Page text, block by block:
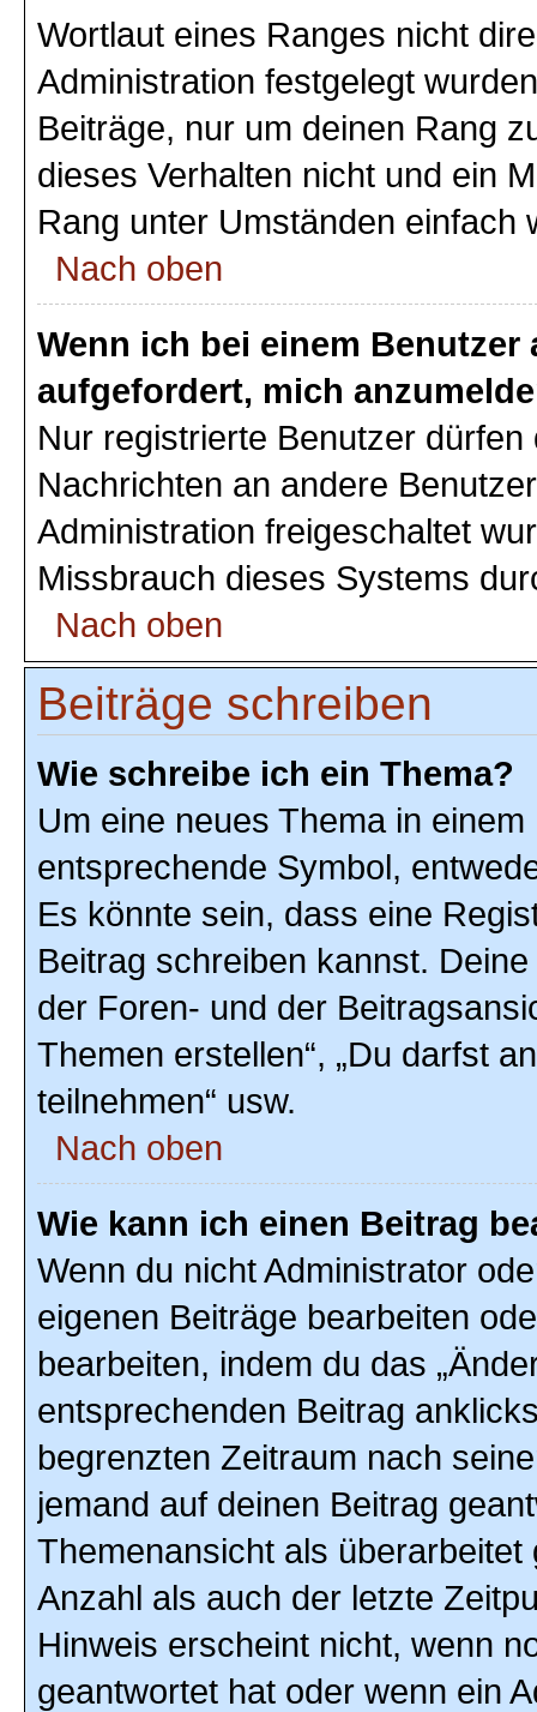
Wortlaut eines Ranges nicht
Administration festgelegt
Beiträge, nur um deinen Rang
dieses Verhalten nicht und ein
Rang unter Umständen einfach
Nach oben
Wenn ich bei einem
aufgefordert, mich
Nur registrierte Benutzer
Nachrichten an andere
Administration freigeschaltet
Missbrauch dieses Systems
Nach oben
Beiträge schreiben
Wie schreibe ich ein Thema?
Um eine neues Thema in
entsprechende Symbol,
Es könnte sein, dass eine
Beitrag schreiben kannst.
der Foren- und der
Themen erstellen“, „Du darfst
teilnehmen“ usw.
Nach oben
Wie kann ich einen Beitrag
Wenn du nicht Administrator
eigenen Beiträge bearbeiten
bearbeiten, indem du das
entsprechenden Beitrag
begrenzten Zeitraum nach
jemand auf deinen Beitrag
Themenansicht als
Anzahl als auch der letzte
Hinweis erscheint nicht, wenn
geantwortet hat oder wenn ein